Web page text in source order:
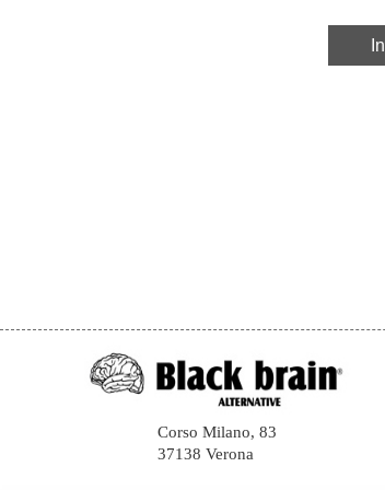
Corso Milano, 83
37138 Verona